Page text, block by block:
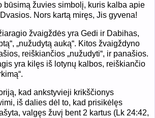
būsimą žuvies simbolį, kuris kalba apie
Nors kartą miręs, Jis gyvena!
žvaigždės yra Gedi ir Dabihas,
„nužudytą auką“. Kitos žvaigždyno
reiškiančios „nužudyti“, ir panašios.
yra kilęs iš lotynų kalbos, reiškiančio
kad ankstyvieji krikščionys
iš dalies dėl to, kad prisikėlęs
valgęs žuvį bent 2 kartus (Lk 24:42,